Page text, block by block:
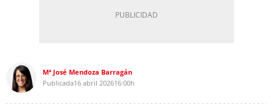
Mª José Mendoza Barragán
Publicada16 abril 202616:00h